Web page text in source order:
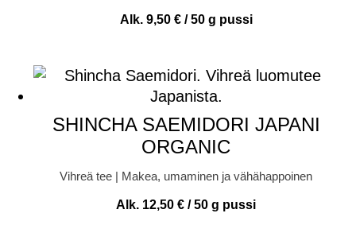
Alk. 9,50 €/ 50 g pussi
SHINCHA SAEMIDORI JAPANI
ORGANIC
Vihreä tee | Makea, umaminen ja vähähappoinen
Alk. 12,50 € / 50 g pussi